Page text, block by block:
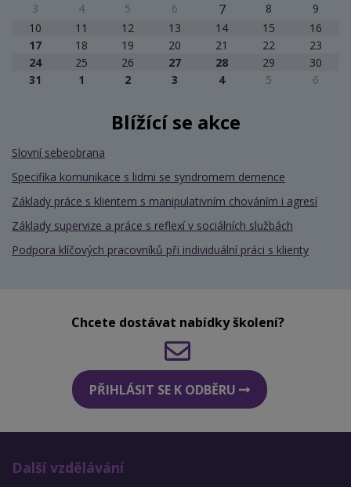
3
4 5 6 7 8
9
10
11 12 13 14 15
16
17
18 19 20 21 22
23
24
25 26 27 28 29
30
31
1 2 3 4 5 6
Blížící se akce
Slovní sebeobrana
Specifika komunikace s lidmi se syndromem demence
Základy práce s klientem s manipulativním chováním i agresí
Základy supervize a práce s reflexí v sociálních službách
Podpora klíčových pracovníků při individuální práci s klienty
Chcete dostávat nabídky školení?
PŘIHLÁSIT SE K ODBĚRU
Další vzdělávání